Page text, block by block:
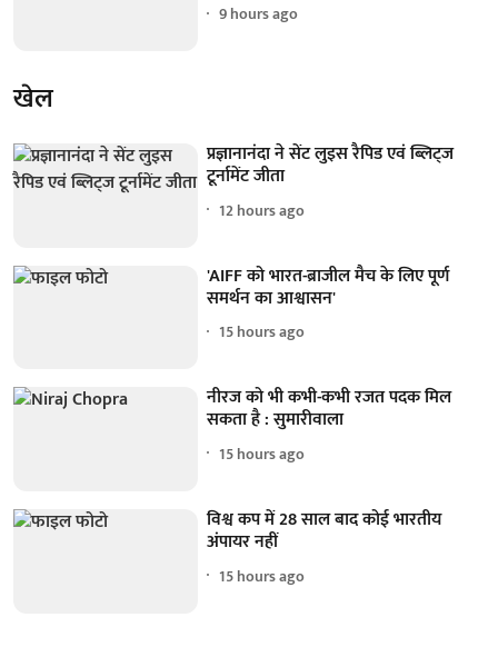
9 hours ago
खेल
प्रज्ञानानंदा ने सेंट लुइस रैपिड एवं ब्लिट्ज
टूर्नामेंट जीता
12 hours ago
'AIFF को भारत-ब्राजील मैच के लिए पूर्ण
समर्थन का आश्वासन'
15 hours ago
नीरज को भी कभी-कभी रजत पदक मिल
सकता है : सुमारीवाला
15 hours ago
विश्व कप में 28 साल बाद कोई भारतीय
अंपायर नहीं
15 hours ago